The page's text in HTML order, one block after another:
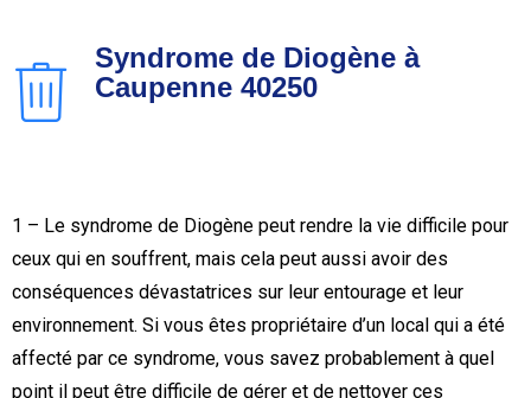
Syndrome de Diogène à
Caupenne 40250
1 – Le syndrome de Diogène peut rendre la vie difficile pour
ceux qui en souffrent, mais cela peut aussi avoir des
conséquences dévastatrices sur leur entourage et leur
environnement. Si vous êtes propriétaire d’un local qui a été
affecté par ce syndrome, vous savez probablement à quel
point il peut être difficile de gérer et de nettoyer ces